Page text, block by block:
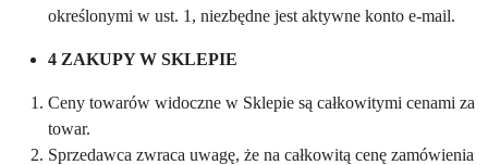
określonymi w ust. 1, niezbędne jest aktywne konto e-mail.
4 ZAKUPY W SKLEPIE
Ceny towarów widoczne w Sklepie są całkowitymi cenami za
towar.
Sprzedawca zwraca uwagę, że na całkowitą cenę zamówienia